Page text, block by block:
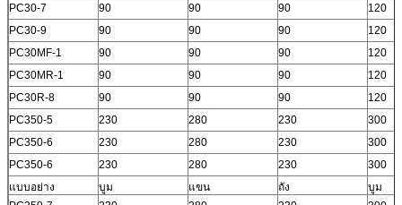
PC30-7
90 90 90
120
PC30-9
90 90 90
120
PC30MF-1
90 90 90
120
PC30MR-1
90 90 90
120
PC30R-8
90 90 90
120
PC350-5
230 280 230
300
PC350-6
230 280 230
300
PC350-6
230 280 230
300
แบบอย่าง
บูม แขน ถัง
บูม